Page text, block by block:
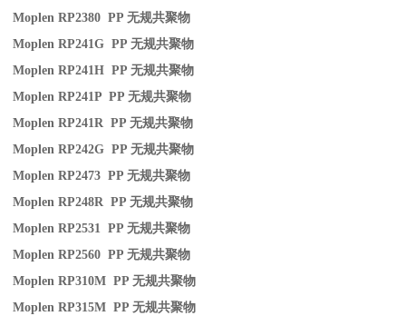
Moplen RP2380 PP无规共聚物
Moplen RP241G PP无规共聚物
Moplen RP241H PP无规共聚物
Moplen RP241P PP无规共聚物
Moplen RP241R PP无规共聚物
Moplen RP242G PP无规共聚物
Moplen RP2473 PP无规共聚物
Moplen RP248R PP无规共聚物
Moplen RP2531 PP无规共聚物
Moplen RP2560 PP无规共聚物
Moplen RP310M PP无规共聚物
Moplen RP315M PP无规共聚物